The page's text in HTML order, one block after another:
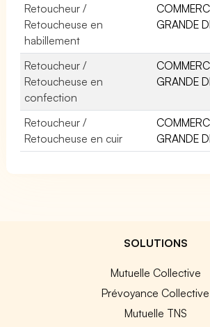
Retoucheur /
Retoucheuse en
habillement
GRANDE
Retoucheur /
Retoucheuse en
confection
GRANDE
Retoucheur /
Retoucheuse en cuir
GRANDE
SOLUTIONS
Mutuelle Collective
Prévoyance Collective
Mutuelle TNS